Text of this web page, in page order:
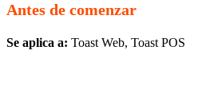
Antes de comenzar
Se aplica a: Toast Web, Toast POS